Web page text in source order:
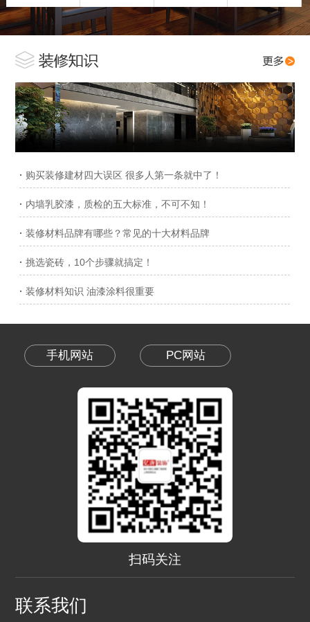
· 购买装修建材四大误区 很多人第一条就中了！
· 内墙乳胶漆，质检的五大标准，不可不知！
· 装修材料品牌有哪些？常见的十大材料品牌
· 挑选瓷砖，10个步骤就搞定！
· 装修材料知识 油漆涂料很重要
手机网站 PC网站
扫码关注
联系我们